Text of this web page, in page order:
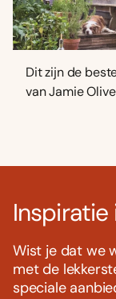
Dit zijn de
van Jamie
Inspiratie
Wist je dat we
met de
speciale